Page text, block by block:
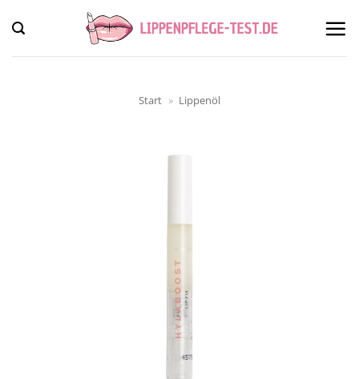
Inhalt
springen
Start » Lippenöl